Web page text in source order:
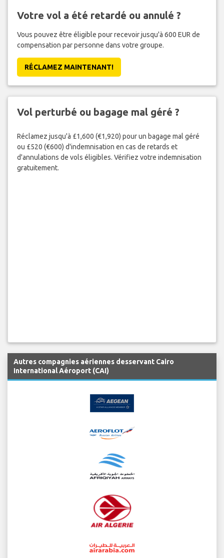
Votre vol a été retardé ou annulé ?
Vous pouvez être éligible pour recevoir jusqu'à 600 EUR de
compensation par personne dans votre groupe.
RÉCLAMEZ MAINTENANT!
Vol perturbé ou bagage mal géré ?
Réclamez jusqu'à £1,600 (€1,920) pour un bagage mal géré
ou £520 (€600) d'indemnisation en cas de retards et
d'annulations de vols éligibles. Vérifiez votre indemnisation
gratuitement.
Autres compagnies aériennes desservant Cairo
International Aéroport (CAI)